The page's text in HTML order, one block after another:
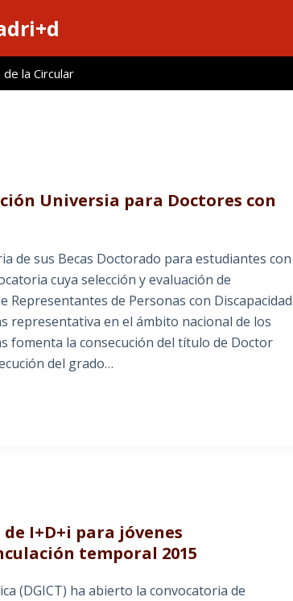
la Circular
Universia para Doctores con
de sus Becas Doctorado para estudiantes con
cuya selección y evaluación de
Representantes de Personas con Discapacidad
representativa en el ámbito nacional de los
fomenta la consecución del título de Doctor
del grado…
I+D+i para jóvenes
temporal 2015
(DGICT) ha abierto la convocatoria de